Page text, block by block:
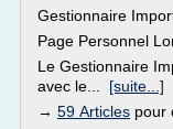
Gestionnaire
Page Personnel
Le Gestionnaire
avec le... [suite...]
→ 59 Articles pour